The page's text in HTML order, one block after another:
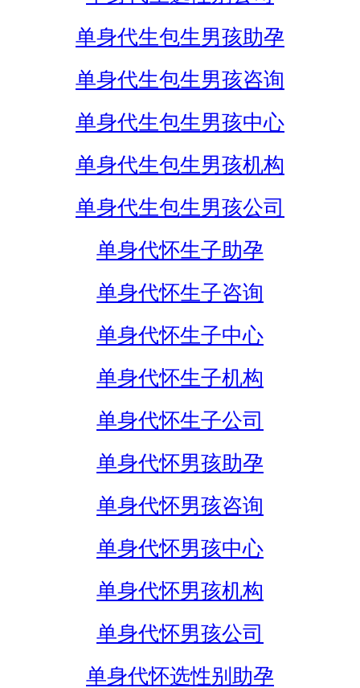
单身代生包生男孩助孕
单身代生包生男孩咨询
单身代生包生男孩中心
单身代生包生男孩机构
单身代生包生男孩公司
单身代怀生子助孕
单身代怀生子咨询
单身代怀生子中心
单身代怀生子机构
单身代怀生子公司
单身代怀男孩助孕
单身代怀男孩咨询
单身代怀男孩中心
单身代怀男孩机构
单身代怀男孩公司
单身代怀选性别助孕